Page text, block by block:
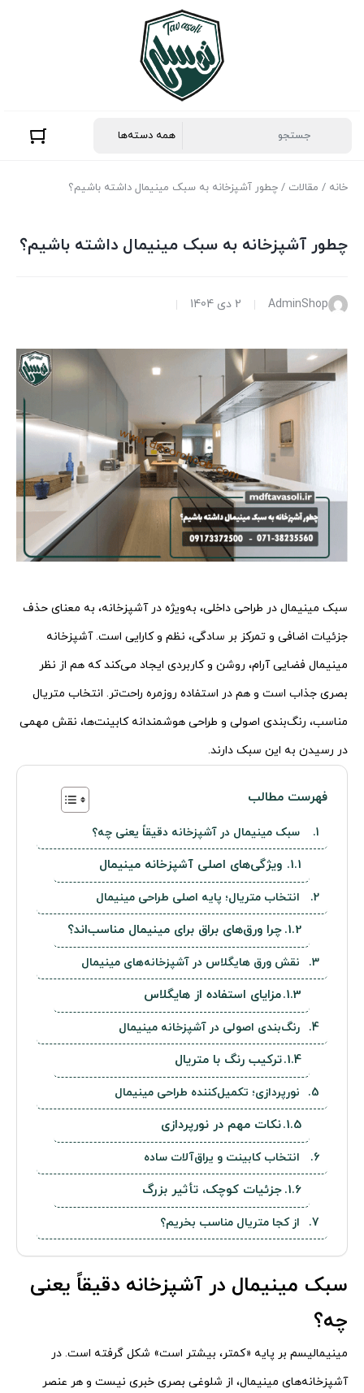
خانه / مقالات / چطور آشپزخانه به سبک مینیمال داشته باشیم؟
چطور آشپزخانه به سبک مینیمال داشته باشیم؟
AdminShop 2 دی 1404
سبک مینیمال در طراحی داخلی، به‌ویژه در آشپزخانه، به معنای حذف
جزئیات اضافی و تمرکز بر سادگی، نظم و کارایی است. آشپزخانه
مینیمال فضایی آرام، روشن و کاربردی ایجاد می‌کند که هم از نظر
بصری جذاب است و هم در استفاده روزمره راحت‌تر. انتخاب متریال
مناسب، رنگ‌بندی اصولی و طراحی هوشمندانه کابینت‌ها، نقش مهمی
در رسیدن به این سبک دارند.
فهرست مطالب
سبک مینیمال در آشپزخانه دقیقاً یعنی چه؟
ویژگی‌های اصلی آشپزخانه مینیمال
انتخاب متریال؛ پایه اصلی طراحی مینیمال
چرا ورق‌های براق برای مینیمال مناسب‌اند؟
نقش ورق هایگلاس در آشپزخانه‌های مینیمال
مزایای استفاده از هایگلاس
رنگ‌بندی اصولی در آشپزخانه مینیمال
ترکیب رنگ با متریال
نورپردازی؛ تکمیل‌کننده طراحی مینیمال
نکات مهم در نورپردازی
انتخاب کابینت و یراق‌آلات ساده
جزئیات کوچک، تأثیر بزرگ
از کجا متریال مناسب بخریم؟
سبک مینیمال در آشپزخانه دقیقاً یعنی
چه؟
مینیمالیسم بر پایه «کمتر، بیشتر است» شکل گرفته است. در
آشپزخانه‌های مینیمال، از شلوغی بصری خبری نیست و هر عنصر